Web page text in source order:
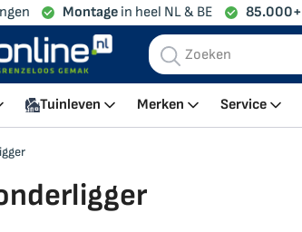
Montage in heel NL & BE 85.000+
Winkelwagen
Tuinleven Merken Service